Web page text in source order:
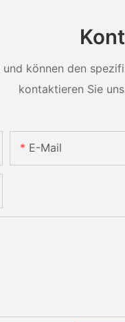
können den
kontaktieren Sie
E-Mail